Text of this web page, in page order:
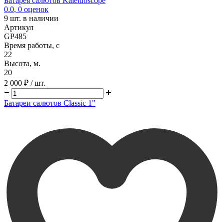
0.0, 0 оценок
9 шт. в наличии
Артикул
GP485
Время работы, с
22
Высота, м.
20
2 000 ₽ / шт.
Батареи салютов Classic 1"